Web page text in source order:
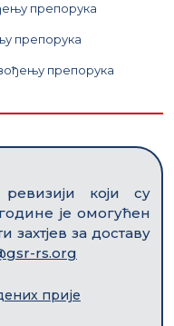
препорука
препорука
препорука
који су
је омогућен
захтјев за доставу
rs.org
прије